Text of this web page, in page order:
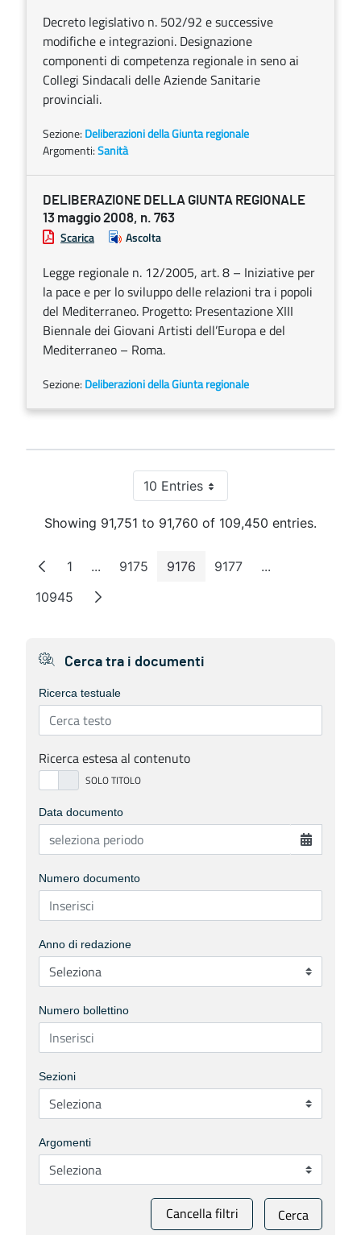
Decreto legislativo n. 502/92 e successive
modifiche e integrazioni. Designazione
componenti di competenza regionale in seno ai
Collegi Sindacali delle Aziende Sanitarie
provinciali.
Sezione: Deliberazioni della Giunta regionale
Argomenti:Sanità
DELIBERAZIONE DELLA GIUNTA REGIONALE
13 maggio 2008, n. 763
Scarica Ascolta
Legge regionale n. 12/2005, art. 8 – Iniziative per
la pace e per lo sviluppo delle relazioni tra i popoli
del Mediterraneo. Progetto: Presentazione XIII
Biennale dei Giovani Artisti dell’Europa e del
Mediterraneo – Roma.
Sezione: Deliberazioni della Giunta regionale
10 EntriesPer Page
Showing 91,751 to 91,760 of 109,450 entries.
Page
1 ...Intermediate Pages
Page
9175 Page
9176 Page
9177 ...Intermediate
Page
10945
Cerca tra i documenti
Ricerca testuale
Ricerca estesa al contenuto
Data documento
Numero documento
Anno di redazione
Numero bollettino
Sezioni
Argomenti
Cancella filtri Cerca